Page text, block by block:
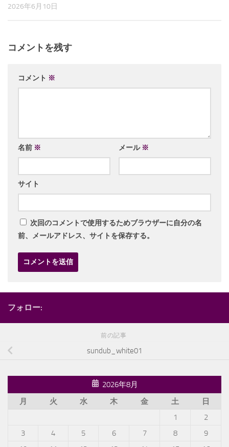
2026年6月10日
コメントを残す
コメント ※
名前 ※ メール ※
サイト
次回のコメントで使用するためブラウザーに自分の名
前、メールアドレス、サイトを保存する。
フォロー:
前の記事
sundub_white01
2026年8月
月
火 水 木 金 土
日
1
2
3
4 5 6 7 8
9